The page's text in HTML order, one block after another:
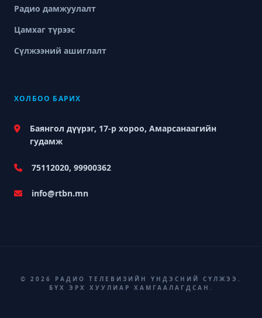
Радио дамжуулалт
Цамхаг түрээс
Сүлжээний ашиглалт
ХОЛБОО БАРИХ
Баянгол дүүрэг, 17-р хороо, Амарсанаагийн
гудамж
75112020, 99900362
info@rtbn.mn
© 2026 РАДИО ТЕЛЕВИЗИЙН ҮНДЭСНИЙ СҮЛЖЭЭ.
БҮХ ЭРХ ХУУЛИАР ХАМГААЛАГДСАН.